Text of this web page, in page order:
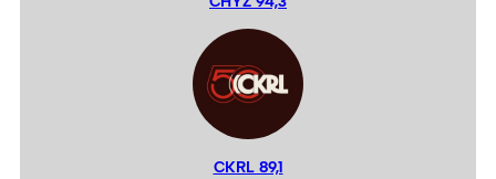
CKRL 89,1